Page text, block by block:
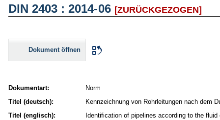
DIN 2403 : 2014-06 [ZURÜCKGEZOGEN]
Dokument öffnen
Dokumentart:
Norm
Titel (deutsch):
Kennzeichnung von Rohrleitungen nach dem
Titel (englisch):
Identification of pipelines according to the fluid